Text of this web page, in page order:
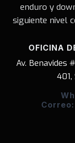
enduro y
siguiente nivel
OFICINA
Av. Benavides